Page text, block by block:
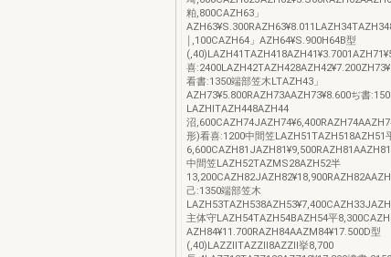
粕,800CAZH63」
￨,100CAZH64」AZH64¥S.900H64B型
喜
看書:1350端部笠木LTAZH43」
AZH73¥5.800RAZH73AAZH73¥8.600ぢ書
LAZHlTAZH448AZH44
沼
形)看喜:1200中間笠LAZH51TAZH518AZH51
中間笠LAZH52TAZMS28AZH52半
己:1350端部笠木
主体守LAZH54TAZH54BAZH54平
AZH84¥11.700RAZH84AAZM84¥17.500D型
(,40)LAZZllTAZZll8AZZll挙8,700